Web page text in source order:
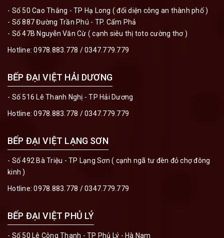
- Số 50 Cao Thắng - TP Hạ Long ( đối diện công an thành phố )
- Số 887 Đường Trần Phú - TP. Cẩm Phả
- Số 47B Nguyễn Văn Cừ ( cạnh siêu thị toto cường thơ )
Hotline:0978.883.778 /0347.779.779
BẾP ĐẠI VIỆT HẢI DƯƠNG
- Số 516 Lê Thanh Nghị - TP Hải Dương
Hotline:0978.883.778 /0347.779.779
BẾP ĐẠI VIỆT LẠNG SƠN
- Số 492 Bà Triệu - TP Lạng Sơn ( cạnh ngã tư đèn đỏ chợ đông
kinh )
Hotline:0978.883.778 /0347.779.779
BẾP ĐẠI VIỆT PHỦ LÝ
- Số 50 Lê Công Thanh - TP Phủ Lý - Hà Nam